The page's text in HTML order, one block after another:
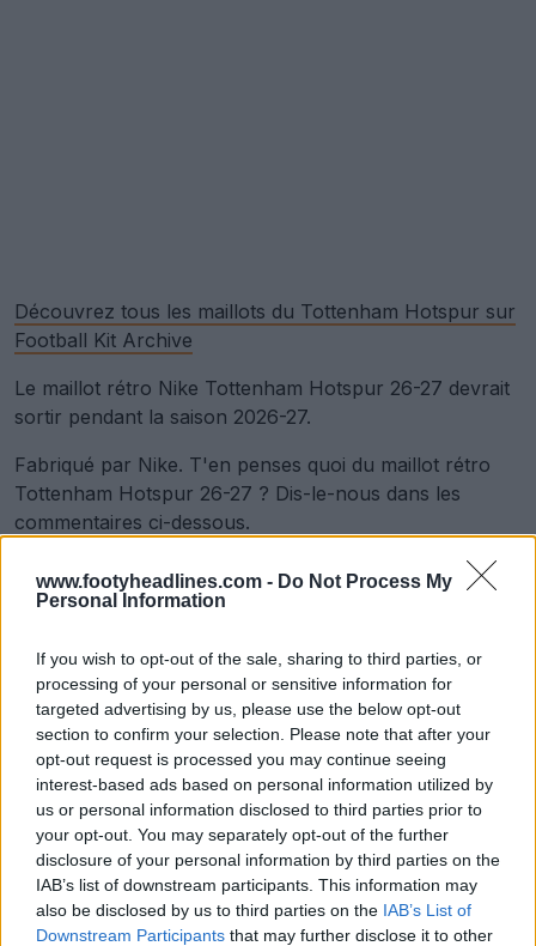
www.footyheadlines.com - Do Not Process My
Personal Information
If you wish to opt-out of the sale, sharing to third parties, or
processing of your personal or sensitive information for
targeted advertising by us, please use the below opt-out
section to confirm your selection. Please note that after your
opt-out request is processed you may continue seeing
interest-based ads based on personal information utilized by
us or personal information disclosed to third parties prior to
your opt-out. You may separately opt-out of the further
disclosure of your personal information by third parties on the
IAB’s list of downstream participants. This information may
also be disclosed by us to third parties on the IAB’s List of
Downstream Participants that may further disclose it to other
Découvrez tous les maillots du Tottenham Hotspur sur
Football Kit Archive
Le maillot rétro Nike Tottenham Hotspur 26-27 devrait
sortir pendant la saison 2026-27.
Fabriqué par Nike. T'en penses quoi du maillot rétro
Tottenham Hotspur 26-27 ? Dis-le-nous dans les
commentaires ci-dessous.
Afficher les commentaires
Maillots Lifestyle Nike Premier League
Retro
Tottenham
Partager